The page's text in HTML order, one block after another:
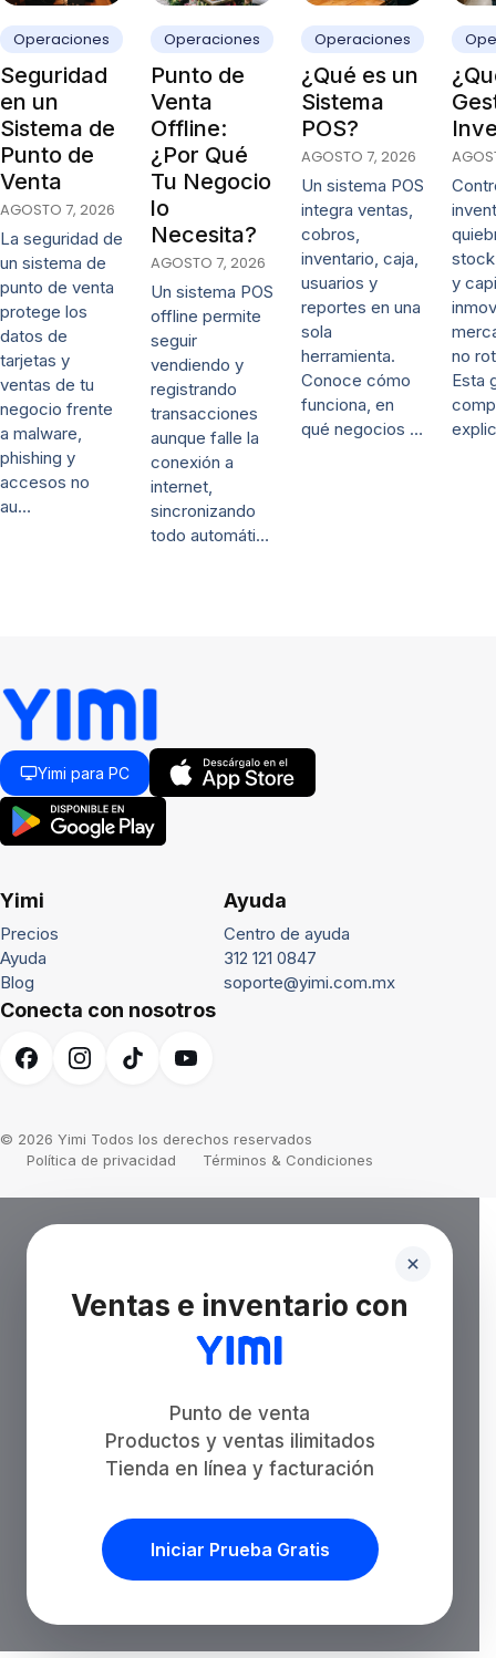
Operaciones
Seguridad
en un
Sistema de
Punto de
Venta
AGOSTO 7, 2026
La seguridad de
un sistema de
punto de venta
protege los
datos de
tarjetas y
ventas de tu
negocio frente
a malware,
phishing y
accesos no
au…
Operaciones
Punto de
Venta
Offline:
¿Por Qué
Tu Negocio
lo
Necesita?
AGOSTO 7, 2026
Un sistema POS
offline permite
seguir
vendiendo y
registrando
transacciones
aunque falle la
conexión a
internet,
sincronizando
todo automáti…
Operaciones
¿Qué es un
Sistema
POS?
AGOSTO 7, 2026
Un sistema POS
integra ventas,
cobros,
inventario, caja,
usuarios y
reportes en una
sola
herramienta.
Conoce cómo
funciona, en
qué negocios …
y
no
Esta
Yimi para PC
Yimi
Precios
Ayuda
Blog
Ayuda
Centro de ayuda
312 121 0847
soporte@yimi.com.mx
Conecta con nosotros
© 2026 Yimi Todos los derechos reservados
Política de privacidad
Términos & Condiciones
Ventas e inventario con
Punto de venta
Productos y ventas ilimitados
Tienda en línea y facturación
Iniciar Prueba Gratis